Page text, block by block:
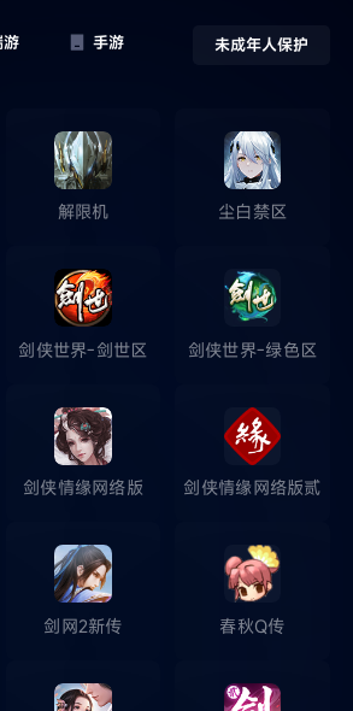
手游 未成年人保护
解限机 尘白禁区
剑侠世界-剑世区 剑侠世界-绿色区
剑侠情缘网络版 剑侠情缘网络版贰
剑网2新传 春秋Q传